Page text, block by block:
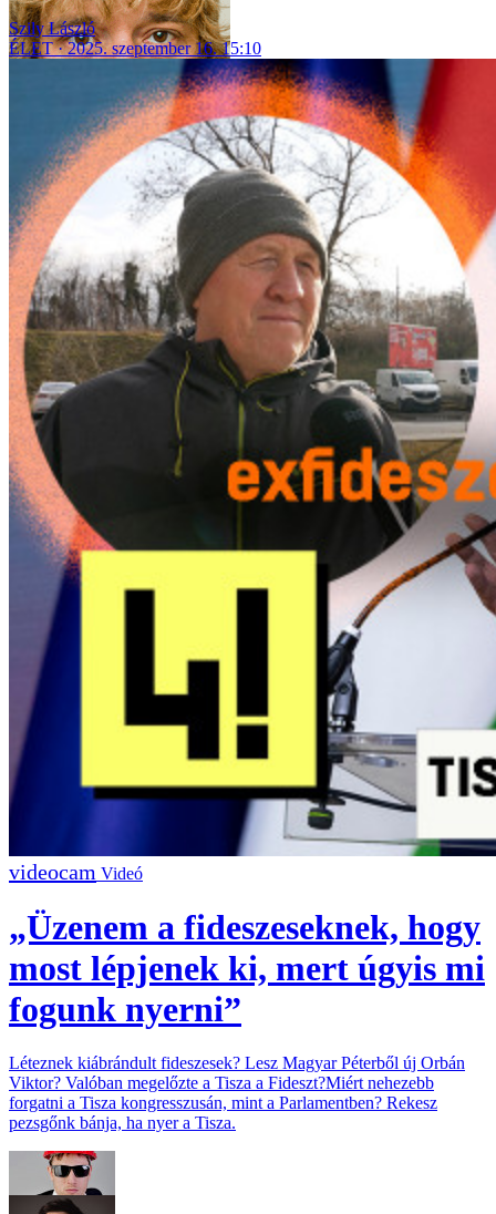
Szily László
ÉLET
2025. szeptember 16. 15:10
Videó
„Üzenem a fideszeseknek, hogy
most lépjenek ki, mert úgyis mi
fogunk nyerni”
Léteznek kiábrándult fideszesek? Lesz Magyar Péterből új Orbán
Viktor? Valóban megelőzte a Tisza a Fideszt?Miért nehezebb
forgatni a Tisza kongresszusán, mint a Parlamentben? Rekesz
pezsgőnk bánja, ha nyer a Tisza.